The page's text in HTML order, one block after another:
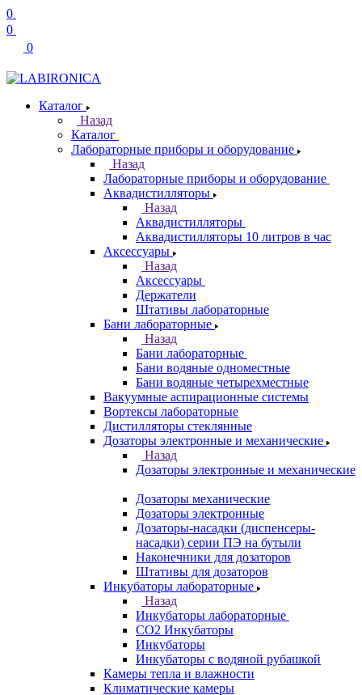
0
0
0
Каталог
Назад
Каталог
Лабораторные приборы и оборудование
Назад
Лабораторные приборы и оборудование
Аквадистилляторы
Назад
Аквадистилляторы
Аквадистилляторы 10 литров в час
Аксессуары
Назад
Аксессуары
Держатели
Штативы лабораторные
Бани лабораторные
Назад
Бани лабораторные
Бани водяные одноместные
Бани водяные четырехместные
Вакуумные аспирационные системы
Вортексы лабораторные
Дистилляторы стеклянные
Дозаторы электронные и механические
Назад
Дозаторы электронные и механические
Дозаторы механические
Дозаторы электронные
Дозаторы-насадки (диспенсеры-
насадки) серии ПЭ на бутыли
Наконечники для дозаторов
Штативы для дозаторов
Инкубаторы лабораторные
Назад
Инкубаторы лабораторные
CO2 Инкубаторы
Инкубаторы
Инкубаторы с водяной рубашкой
Камеры тепла и влажности
Климатические камеры